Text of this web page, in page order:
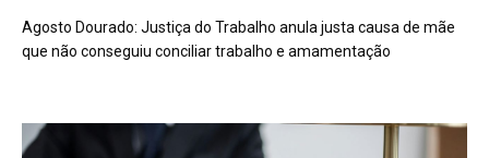
Agosto Dourado: Justiça do Trabalho anula justa causa de mãe
que não conseguiu conciliar trabalho e amamentação